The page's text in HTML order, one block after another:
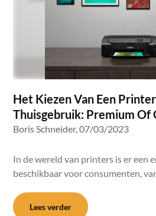
Het Kiezen Van Een
Thuisgebruik: Premium Of
Boris Schneider,07/03/2023
In de wereld van printers is er een
beschikbaar voor consumenten,
Lees verder